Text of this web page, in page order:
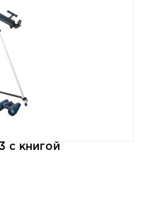
с книгой